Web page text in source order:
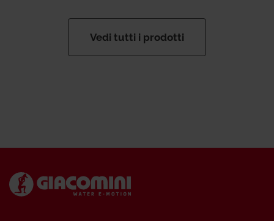
Vedi tutti i prodotti